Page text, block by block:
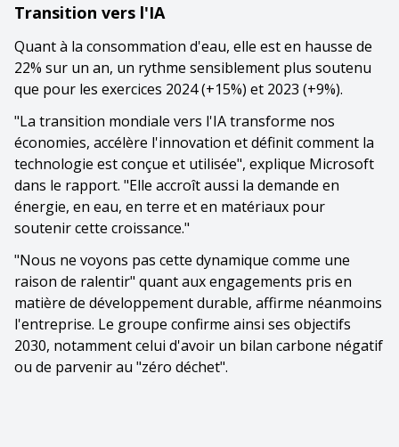
Transition vers l'IA
Quant à la consommation d'eau, elle est en hausse de
22% sur un an, un rythme sensiblement plus soutenu
que pour les exercices 2024 (+15%) et 2023 (+9%).
"La transition mondiale vers l'IA transforme nos
économies, accélère l'innovation et définit comment la
technologie est conçue et utilisée", explique Microsoft
dans le rapport. "Elle accroît aussi la demande en
énergie, en eau, en terre et en matériaux pour
soutenir cette croissance."
"Nous ne voyons pas cette dynamique comme une
raison de ralentir" quant aux engagements pris en
matière de développement durable, affirme néanmoins
l'entreprise. Le groupe confirme ainsi ses objectifs
2030, notamment celui d'avoir un bilan carbone négatif
ou de parvenir au "zéro déchet".